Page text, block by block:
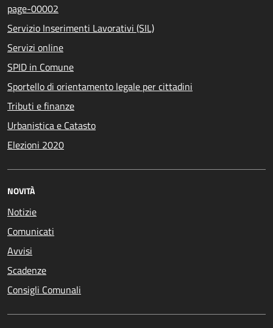
page-00002
Servizio Inserimenti Lavorativi (SIL)
Servizi online
SPID in Comune
Sportello di orientamento legale per cittadini
Tributi e finanze
Urbanistica e Catasto
Elezioni 2020
NOVITÀ
Notizie
Comunicati
Avvisi
Scadenze
Consigli Comunali